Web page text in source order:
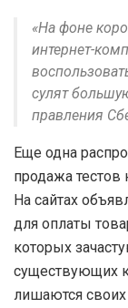
«На фоне
интернет-
сулят
правления
Еще одна
продажа тестов
На сайтах
для оплаты
которых
существующих
лишаются своих